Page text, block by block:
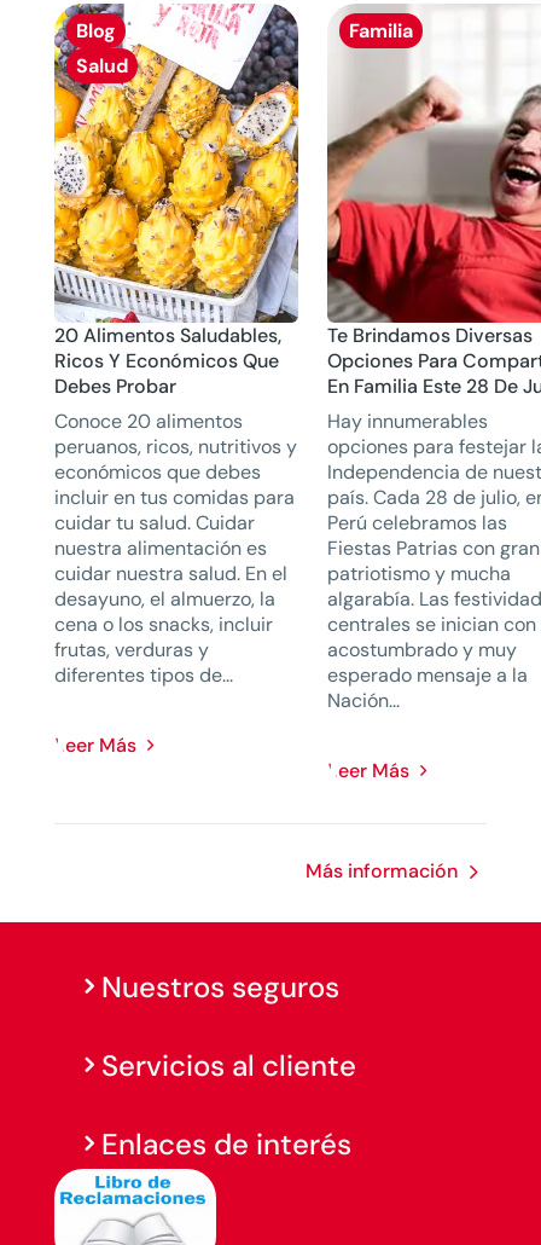
Blog
Salud
20 Alimentos Saludables,
Ricos Y Económicos Que
Debes Probar
Conoce 20 alimentos
peruanos, ricos, nutritivos y
económicos que debes
incluir en tus comidas para
cuidar tu salud. Cuidar
nuestra alimentación es
cuidar nuestra salud. En el
desayuno, el almuerzo, la
cena o los snacks, incluir
frutas, verduras y
diferentes tipos de...
Leer Más
Familia
Te Brindamos Diversas
Opciones Para
En Familia Este 28 De
Hay innumerables
opciones para festejar
Independencia de
país. Cada 28 de julio,
Perú celebramos las
Fiestas Patrias con gran
patriotismo y mucha
algarabía. Las
centrales se inician con
acostumbrado y muy
esperado mensaje a la
Nación...
Leer Más
Más información
Nuestros seguros
Servicios al cliente
Enlaces de interés